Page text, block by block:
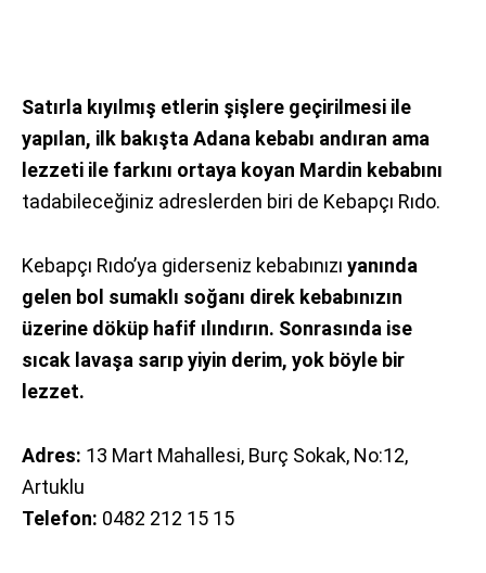
Satırla kıyılmış etlerin şişlere geçirilmesi ile
yapılan, ilk bakışta Adana kebabı andıran ama
lezzeti ile farkını ortaya koyan Mardin kebabını
tadabileceğiniz adreslerden biri de Kebapçı Rıdo.
Kebapçı Rıdo’ya giderseniz kebabınızı yanında
gelen bol sumaklı soğanı direk kebabınızın
üzerine döküp hafif ılındırın. Sonrasında ise
sıcak lavaşa sarıp yiyin derim, yok böyle bir
lezzet.
Adres: 13 Mart Mahallesi, Burç Sokak, No:12,
Artuklu
Telefon: 0482 212 15 15